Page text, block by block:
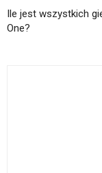
Ile jest wszystkich
One?